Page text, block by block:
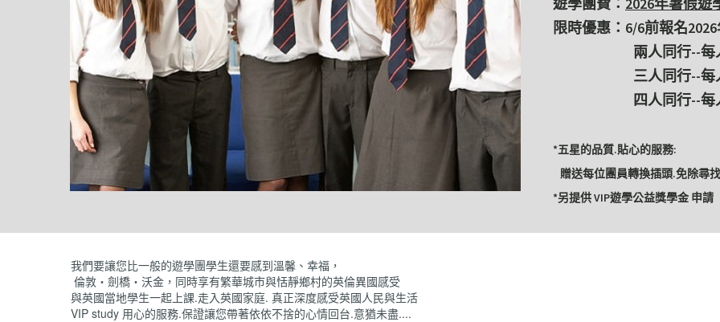
限時優惠：6/6前報名
兩人同行--每人
三人同行--每人
四人同行--每人
*五星的品質.貼心的服務:
贈送每位團員轉換插頭.免除尋
*另提供 VIP遊學公益獎學金 申請
我們要讓您比一般的遊學團學生還要感到溫馨、幸福，
倫敦‧劍橋‧沃金，同時享有繁華城市與恬靜鄉村的英倫異國感受
與英國當地學生一起上課.走入英國家庭. 真正深度感受英國人民與生活
VIP study 用心的服務.保證讓您帶著依依不捨的心情回台.意猶未盡....